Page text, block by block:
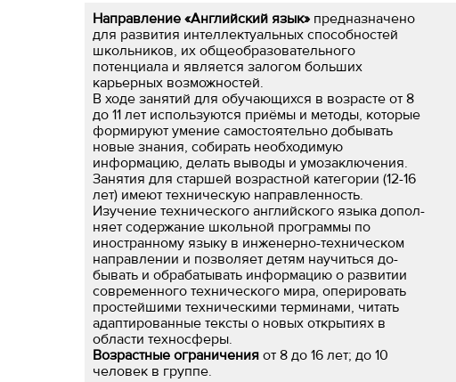
Направление «Английский язык»предназначено
для развития интеллектуальных способностей
школьников, их общеобразовательного
потенциала и является залогом больших
карьерных возможностей.
В ходе занятий для обучающихся в возрасте от 8
до 11 лет используются приёмы и методы, которые
формируют умение са­мостоятельно добывать
новые знания, собирать необходимую
информацию, делать выводы и умозаключения.
Занятия для старшей возрастной категории (12-16
лет) имеют техническую направленность.
Изучение технического английского языка допол­
няет со­держание школьной программы по
иностранному языку в инженерно-техниче­ском
направлении и позволяет детям научиться до­
бывать и обрабатывать информацию о развитии
современ­ного технического мира, оперировать
простейшими техническими терми­нами, читать
адаптированные тексты о новых открытиях в
области техно­сферы.
Возрастные ограниченияот 8 до 16 лет; до 10
человек в группе.